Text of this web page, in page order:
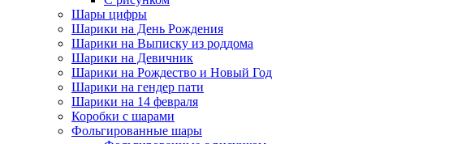
Шары цифры
Шарики на День Рождения
Шарики на Выписку из роддома
Шарики на Девичник
Шарики на Рождество и Новый Год
Шарики на гендер пати
Шарики на 14 февраля
Коробки с шарами
Фольгированные шары